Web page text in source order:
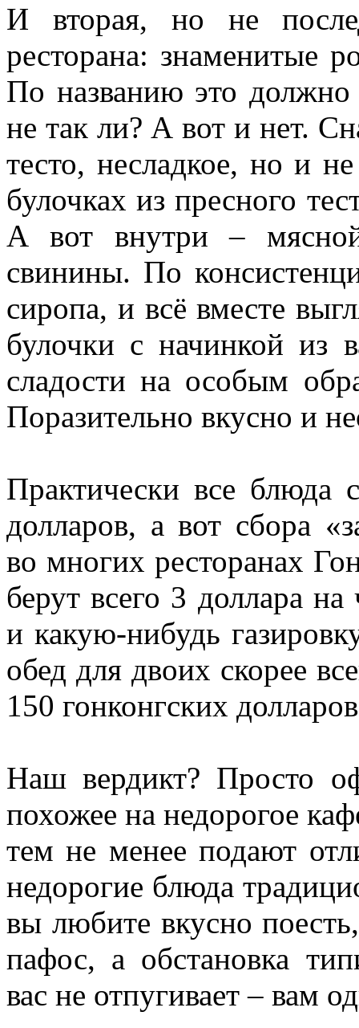
И вторая, но не
ресторана: знаменитые
По названию это должно
не так ли? А вот и нет.
тесто, несладкое, но и
булочках из пресного
А вот внутри –
свинины. По
сиропа, и всё вместе
булочки с начинкой из
сладости на особым
Поразительно вкусно и
Практически все блюда
долларов, а вот сбора
во многих ресторанах
берут всего 3 доллара
и какую-нибудь
обед для двоих скорее
150 гонконгских
Наш вердикт? Просто
похожее на недорогое
тем не менее подают
недорогие блюда
вы любите вкусно
пафос, а обстановка
вас не отпугивает – вам